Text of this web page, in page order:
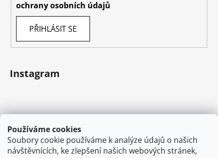
Používáme cookies
Soubory cookie používáme k analýze údajů o našich
návštěvnících, ke zlepšení našich webových stránek,
ochrany osobních údajů
PŘIHLÁSIT SE
Instagram